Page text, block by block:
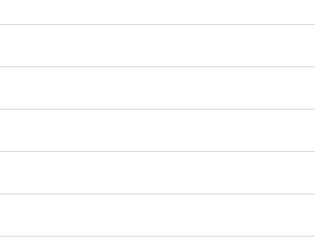
per gli specializzandi che
risultino disponibili risorse
riparto specifico, gli atenei
le singole sedi, con il rischio
e della perdita di un
mantengono la possibilità di
borse all’esito di un futuro